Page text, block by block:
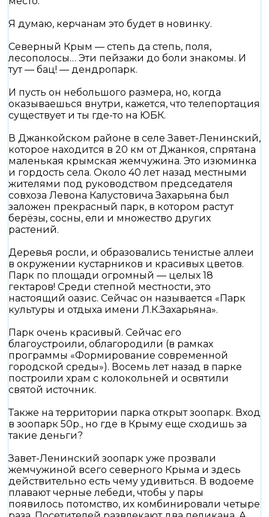
Я думаю, керчанам это будет в новинку.
Северный Крым — степь да степь, поля,
лесополосы… Эти пейзажи до боли знакомы. И
тут — бац! — дендропарк.
И пусть он небольшого размера, но, когда
оказываешься внутри, кажется, что телепортация
существует и ты где-то на ЮБК.
В Джанкойском районе в селе Завет-Ленинский,
которое находится в 20 км от Джанкоя, спрятана
маленькая крымская жемчужина. Это изюминка
и гордость села. Около 40 лет назад местными
жителями под руководством председателя
совхоза Левона Калустовича Захарьяна был
заложен прекрасный парк, в котором растут
берёзы, сосны, ели и множество других
растений.
Деревья росли, и образовались тенистые аллеи
в окружении кустарников и красивых цветов.
Парк по площади огромный — целых 18
гектаров! Среди степной местности, это
настоящий оазис. Сейчас он называется «Парк
культуры и отдыха имени Л.К.Захарьяна».
Парк очень красивый. Сейчас его
благоустроили, облагородили (в рамках
программы «Формирование современной
городской среды»). Восемь лет назад в парке
построили храм с колокольней и освятили
святой источник.
Также на территории парка открыт зоопарк. Вход
в зоопарк 50р., но где в Крыму еще сходишь за
такие деньги?
Завет-Ленинский зоопарк уже прозвали
жемчужиной всего северного Крыма и здесь
действительно есть чему удивиться. В водоеме
плавают черные лебеди, чтобы у пары
появилось потомство, их комбинировали четыре